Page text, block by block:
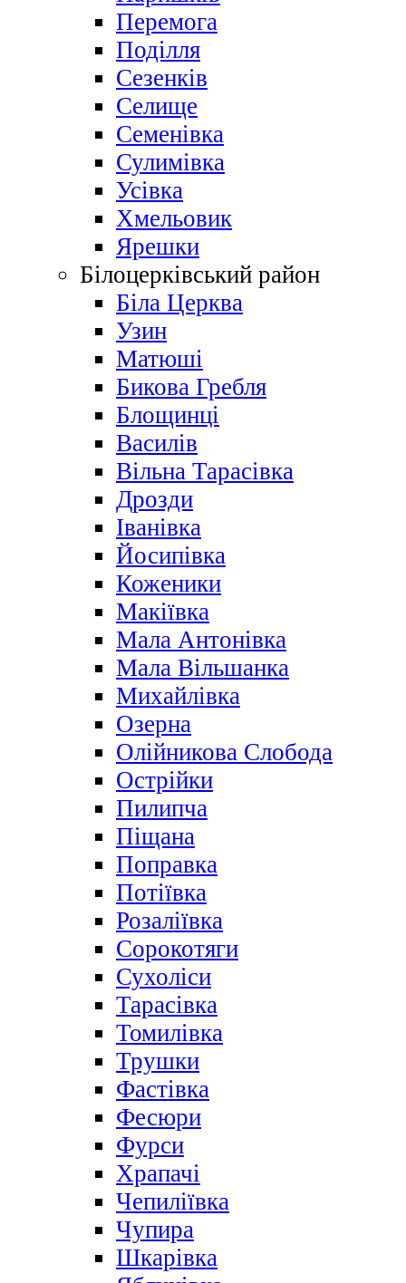
Перемога
Поділля
Сезенків
Селище
Семенівка
Сулимівка
Усівка
Хмельовик
Ярешки
Білоцерківський район
Біла Церква
Узин
Матюші
Бикова Гребля
Блощинці
Василів
Вільна Тарасівка
Дрозди
Іванівка
Йосипівка
Коженики
Макіївка
Мала Антонівка
Мала Вільшанка
Михайлівка
Озерна
Олійникова Слобода
Острійки
Пилипча
Піщана
Поправка
Потіївка
Розаліївка
Сорокотяги
Сухоліси
Тарасівка
Томилівка
Трушки
Фастівка
Фесюри
Фурси
Храпачі
Чепиліївка
Чупира
Шкарівка